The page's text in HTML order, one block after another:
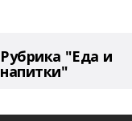
Рубрика "Еда и
напитки"